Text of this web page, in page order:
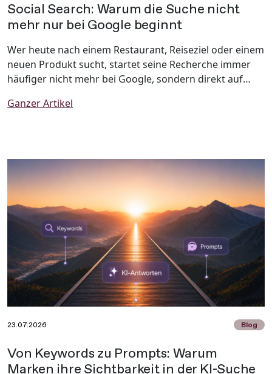
Social Search: Warum die Suche nicht
mehr nur bei Google beginnt
Wer heute nach einem Restaurant, Reiseziel oder einem
neuen Produkt sucht, startet seine Recherche immer
häufiger nicht mehr bei Google, sondern direkt auf
längst von einer reinen Unterhaltungsplattform zu
Informationen finden und Kaufentscheidungen treffen.
Ganzer Artikel
23.07.2026 Blog
Von Keywords zu Prompts: Warum
Marken ihre Sichtbarkeit in der KI-Suche